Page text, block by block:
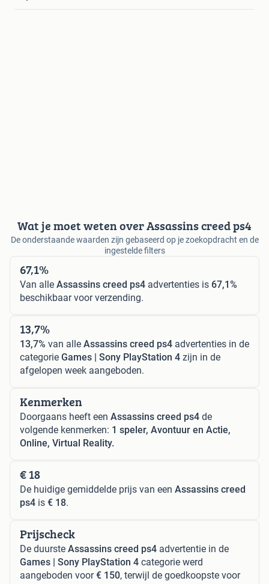
Wat je moet weten over Assassins creed ps4
De onderstaande waarden zijn gebaseerd op je zoekopdracht en de
ingestelde filters
67,1%
Van alle Assassins creed ps4 advertenties is 67,1%
beschikbaar voor verzending.
13,7%
13,7% van alle Assassins creed ps4 advertenties in de
categorie Games | Sony PlayStation 4 zijn in de
afgelopen week aangeboden.
Kenmerken
Doorgaans heeft een Assassins creed ps4 de
volgende kenmerken: 1 speler, Avontuur en Actie,
Online, Virtual Reality.
€ 18
De huidige gemiddelde prijs van een Assassins creed
ps4 is € 18.
Prijscheck
De duurste Assassins creed ps4 advertentie in de
Games | Sony PlayStation 4 categorie werd
aangeboden voor€ 150, terwijl de goedkoopste voor